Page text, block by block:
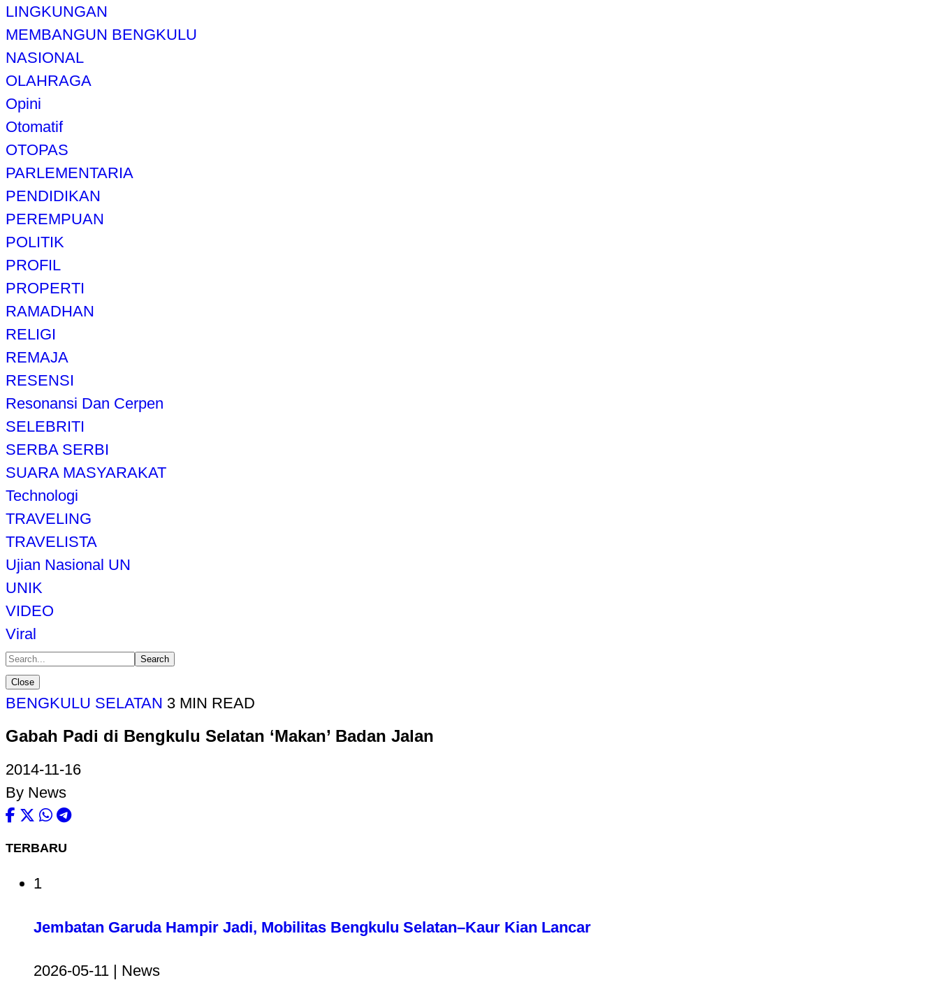
LINGKUNGAN
MEMBANGUN BENGKULU
NASIONAL
OLAHRAGA
Opini
Otomatif
OTOPAS
PARLEMENTARIA
PENDIDIKAN
PEREMPUAN
POLITIK
PROFIL
PROPERTI
RAMADHAN
RELIGI
REMAJA
RESENSI
Resonansi Dan Cerpen
SELEBRITI
SERBA SERBI
SUARA MASYARAKAT
Technologi
TRAVELING
TRAVELISTA
Ujian Nasional UN
UNIK
VIDEO
Viral
Search
Close
BENGKULU SELATAN 3 MIN READ
Gabah Padi di Bengkulu Selatan ‘Makan’ Badan Jalan
2014-11-16
By News
TERBARU
1
Jembatan Garuda Hampir Jadi, Mobilitas Bengkulu Selatan–Kaur Kian Lancar
2026-05-11 | News